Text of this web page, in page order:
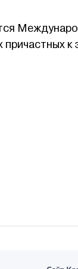
причастных